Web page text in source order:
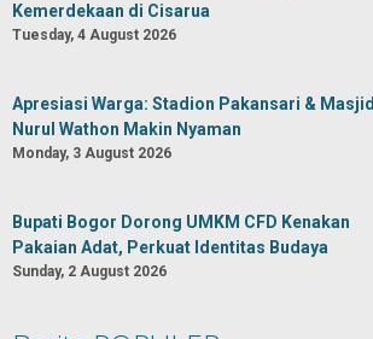
Kemerdekaan di Cisarua
Tuesday, 4 August 2026
Apresiasi Warga: Stadion Pakansari & Masjid
Nurul Wathon Makin Nyaman
Monday, 3 August 2026
Bupati Bogor Dorong UMKM CFD Kenakan
Pakaian Adat, Perkuat Identitas Budaya
Sunday, 2 August 2026